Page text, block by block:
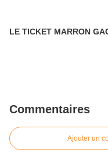
LE TICKET MARRON
Commentaires
Ajouter un